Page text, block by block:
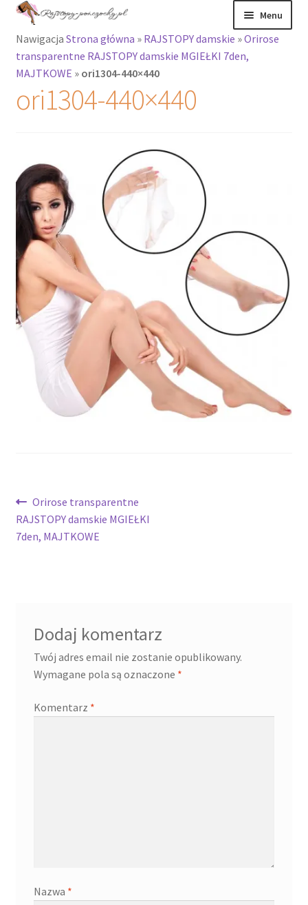
Przejdź
nawigacji
Przejdź
treści
Menu
Rajstopy
Rozwiń
menu
potomne
Podkolanówki i
skarpetki
Wszystkie
produkty
Recenzje
Rozwiń
menu
potomne
Nawigacja Strona główna » RAJSTOPY damskie »Orirose
transparentne RAJSTOPY damskie MGIEŁKI 7den,
MAJTKOWE » ori1304-440×440
ori1304-440×440
Nawigacja
wpisu
Poprzedni
wpis:
Orirose transparentne
RAJSTOPY damskie MGIEŁKI
7den, MAJTKOWE
Dodaj komentarz
Twój adres email nie zostanie opublikowany.
Wymagane pola są oznaczone *
Komentarz *
Nazwa *